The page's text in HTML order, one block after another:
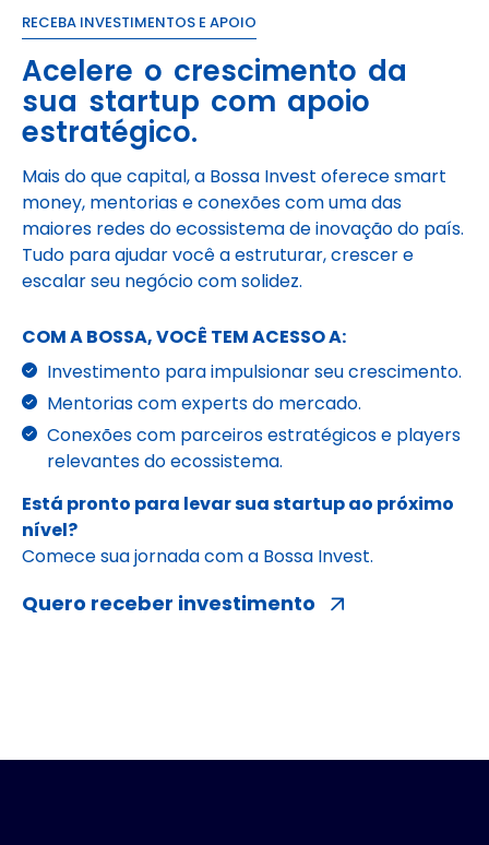
RECEBA INVESTIMENTOS E APOIO
Acelere o crescimento da
sua startup com apoio
estratégico.
Mais do que capital, a Bossa Invest oferece smart
money, mentorias e conexões com uma das
maiores redes do ecossistema de inovação do país.
Tudo para ajudar você a estruturar, crescer e
escalar seu negócio com solidez.
COM A BOSSA, VOCÊ TEM ACESSO A:
Investimento para impulsionar seu crescimento.
Mentorias com experts do mercado.
Conexões com parceiros estratégicos e players
relevantes do ecossistema.
Está pronto para levar sua startup ao próximo
nível?
Comece sua jornada com a Bossa Invest.
Quero receber investimento